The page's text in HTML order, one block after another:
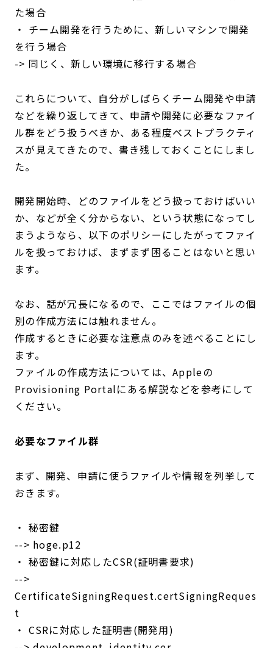
た場合
・ チーム開発を行うために、新しいマシンで開発
を行う場合
-> 同じく、新しい環境に移行する場合
これらについて、自分がしばらくチーム開発や申請
などを繰り返してきて、申請や開発に必要なファイ
ル群をどう扱うべきか、ある程度ベストプラクティ
スが見えてきたので、書き残しておくことにしまし
た。
開発開始時、どのファイルをどう扱っておけばいい
か、などが全く分からない、という状態になってし
まうようなら、以下のポリシーにしたがってファイ
ルを扱っておけば、まずまず困ることはないと思い
ます。
なお、話が冗長になるので、ここではファイルの個
別の作成方法には触れません。
作成するときに必要な注意点のみを述べることにし
ます。
ファイルの作成方法については、Appleの
Provisioning Portalにある解説などを参考にして
ください。
必要なファイル群
まず、開発、申請に使うファイルや情報を列挙して
おきます。
・ 秘密鍵
--> hoge.p12
・ 秘密鍵に対応したCSR(証明書要求)
-->
CertificateSigningRequest.certSigningReques
t
・ CSRに対応した証明書(開発用)